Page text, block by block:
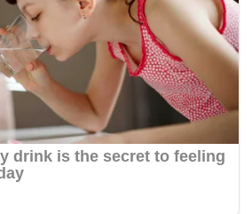
bagus. Dan, peluang untuk itu ada," kata